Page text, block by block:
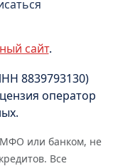
сайт.
8839793130)
оператор
МФО или банком, не
Все